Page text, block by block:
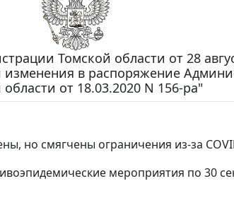
Томской области от 28
изменения в распоряжение
от 18.03.2020 N 156-ра"
но смягчены ограничения из-за
мероприятия по 30